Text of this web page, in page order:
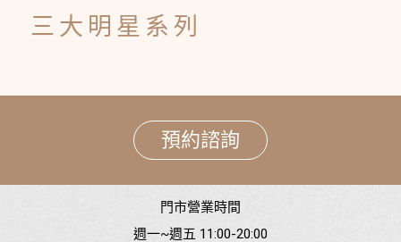
三大明星系列
預約諮詢
門市營業時間
週一~週五 11:00-20:00